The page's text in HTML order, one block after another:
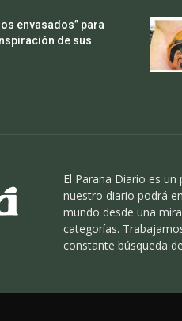
envasados” para
de sus
El Parana Diario es
nuestro diario podrá
mundo desde una
categorías.
constante búsqueda